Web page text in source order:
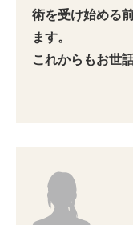
術を受け始める
ます。
これからもお世